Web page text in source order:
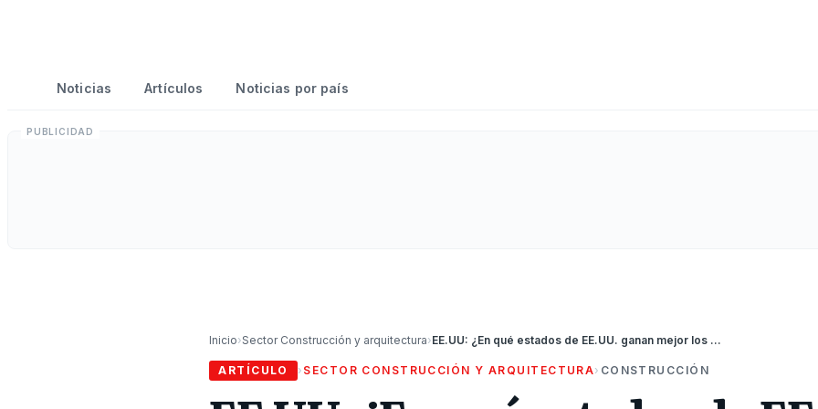
Noticias Artículos Noticias por país
Inicio›Sector Construcción y arquitectura› EE.UU: ¿En qué estados de EE.UU. ganan mejor los trabajadores de construcción?
ARTÍCULO › SECTOR CONSTRUCCIÓN Y ARQUITECTURA› CONSTRUCCIÓN